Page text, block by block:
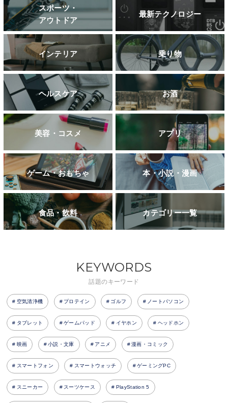
スポーツ・
アウトドア
最新テクノロジー
インテリア 乗り物
ヘルスケア お酒
美容・コスメ アプリ
ゲーム・おもちゃ 本・小説・漫画
食品・飲料 カテゴリー一覧
KEYWORDS
話題のキーワード
空気清浄機 プロテイン ゴルフ ノートパソコン
タブレット ゲームパッド イヤホン ヘッドホン
映画 小説・文庫 アニメ 漫画・コミック
スマートフォン スマートウォッチ ゲーミングPC
スニーカー スーツケース PlayStation 5